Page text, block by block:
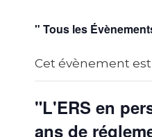
" Tous les
Cet évènement est
"L'ERS en
ans de